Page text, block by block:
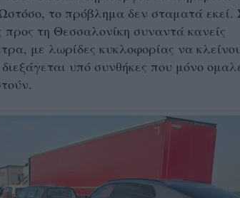
το πρόβλημα δεν σταματά εκεί.
τη Θεσσαλονίκη συναντά κανείς
με λωρίδες κυκλοφορίας να
υπό συνθήκες που μόνο